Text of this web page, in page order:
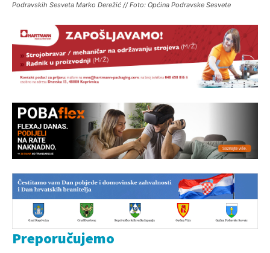
Podravskih Sesveta Marko Derežić // Foto: Općina Podravske Sesvete
Preporučujemo